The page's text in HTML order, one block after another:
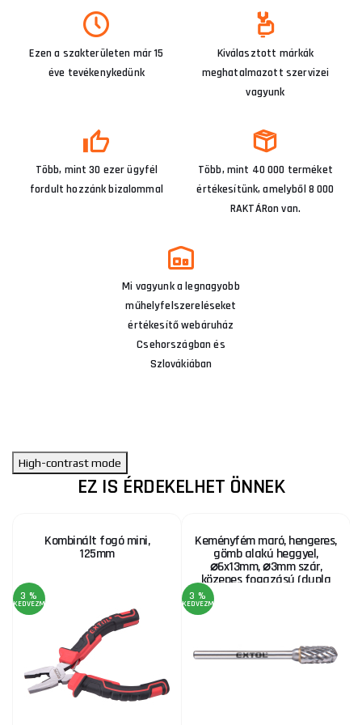
Ezen a szakterületen már 15
éve tevékenykedünk
Kiválasztott márkák
meghatalmazott szervizei
vagyunk
Több, mint 30 ezer ügyfél
fordult hozzánk bizalommal
Több, mint 40 000 terméket
értékesítünk, amelyből 8 000
RAKTÁRon van.
Mi vagyunk a legnagyobb
műhelyfelszereléseket
értékesítő webáruház
Csehországban és
Szlovákiában
High-contrast mode
EZ IS ÉRDEKELHET ÖNNEK
Kombinált fogó mini,
125mm
3 %
KEDVEZMÉNY
Keményfém maró, hengeres,
gömb alakú heggyel,
⌀6x13mm, ⌀3mm szár,
közepes fogazású (dupla
3 %
KEDVEZMÉNY